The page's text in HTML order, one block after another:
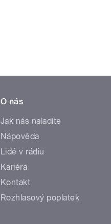
O nás
Jak nás naladíte
Nápověda
Lidé v rádiu
Kariéra
Kontakt
Rozhlasový poplatek